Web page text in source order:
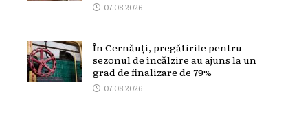
07.08.2026
În Cernăuți, pregătirile pentru
sezonul de încălzire au ajuns la un
grad de finalizare de 79%
07.08.2026